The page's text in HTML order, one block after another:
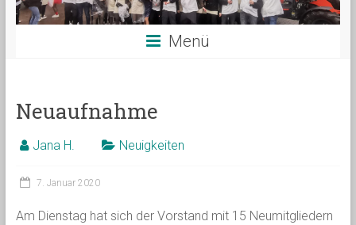
Menü
Neuaufnahme
Jana H. Neuigkeiten
7. Januar 2020
Am Dienstag hat sich der Vorstand mit 15 Neumitgliedern